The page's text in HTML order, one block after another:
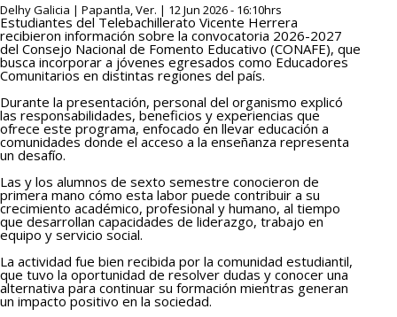
Delhy Galicia | Papantla, Ver. | 12 Jun 2026 - 16:10hrs
Estudiantes del Telebachillerato Vicente Herrera
recibieron información sobre la convocatoria 2026-2027
del Consejo Nacional de Fomento Educativo (CONAFE), que
busca incorporar a jóvenes egresados como Educadores
Comunitarios en distintas regiones del país.
Durante la presentación, personal del organismo explicó
las responsabilidades, beneficios y experiencias que
ofrece este programa, enfocado en llevar educación a
comunidades donde el acceso a la enseñanza representa
un desafío.
Las y los alumnos de sexto semestre conocieron de
primera mano cómo esta labor puede contribuir a su
crecimiento académico, profesional y humano, al tiempo
que desarrollan capacidades de liderazgo, trabajo en
equipo y servicio social.
La actividad fue bien recibida por la comunidad estudiantil,
que tuvo la oportunidad de resolver dudas y conocer una
alternativa para continuar su formación mientras generan
un impacto positivo en la sociedad.